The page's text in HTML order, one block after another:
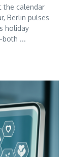
the calendar
Berlin pulses
holiday
...